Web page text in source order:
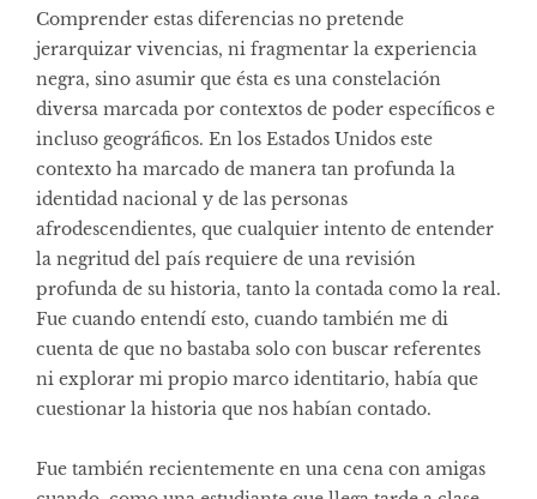
Comprender estas diferencias no pretende
jerarquizar vivencias, ni fragmentar la experiencia
negra, sino asumir que ésta es una constelación
diversa marcada por contextos de poder específicos e
incluso geográficos. En los Estados Unidos este
contexto ha marcado de manera tan profunda la
identidad nacional y de las personas
afrodescendientes, que cualquier intento de entender
la negritud del país requiere de una revisión
profunda de su historia, tanto la contada como la real.
Fue cuando entendí esto, cuando también me di
cuenta de que no bastaba solo con buscar referentes
ni explorar mi propio marco identitario, había que
cuestionar la historia que nos habían contado.
Fue también recientemente en una cena con amigas